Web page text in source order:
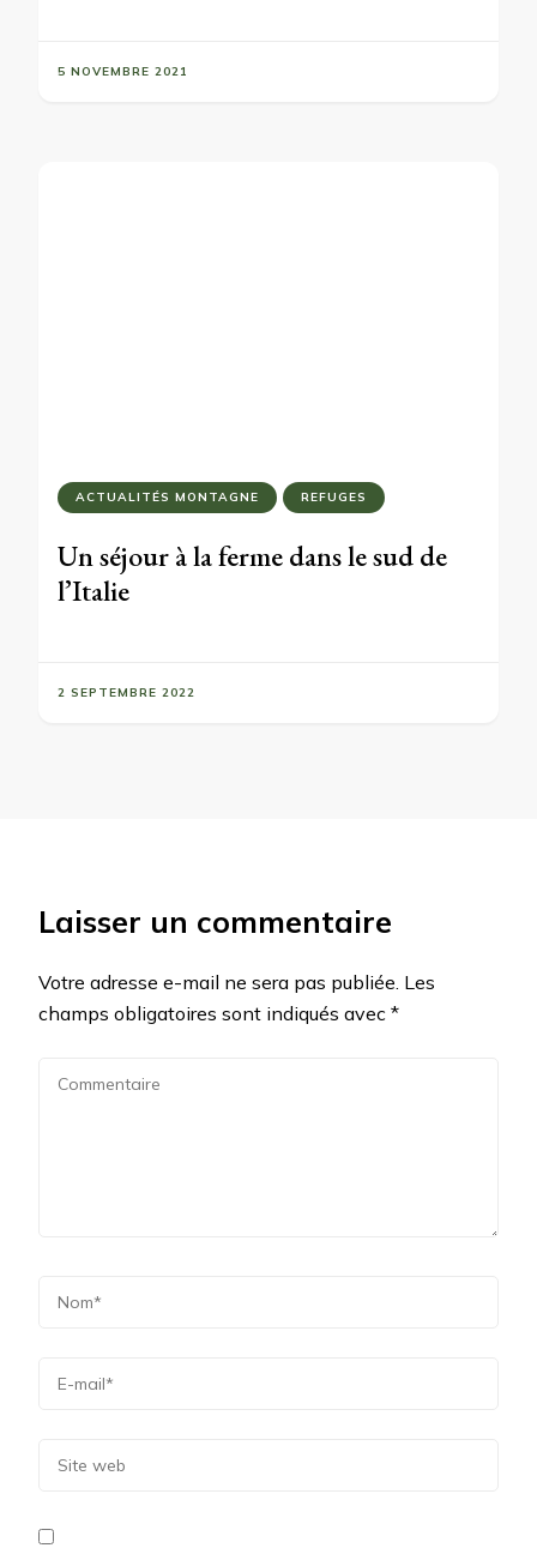
5 NOVEMBRE 2021
ACTUALITÉS MONTAGNE REFUGES
Un séjour à la ferme dans le sud de
l’Italie
2 SEPTEMBRE 2022
Laisser un commentaire
Votre adresse e-mail ne sera pas publiée. Les
champs obligatoires sont indiqués avec *